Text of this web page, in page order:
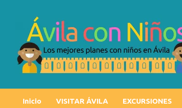
Inicio VISITAR ÁVILA EXCURSIONES